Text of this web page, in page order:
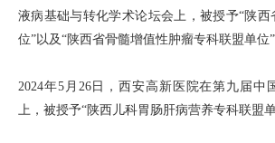
液病基础与转化学术论坛会上，被授予“陕
位”以及“陕西省骨髓增值性肿瘤专科联盟单位”
2024年5月26日，西安高新医院在第九届中
上，被授予“陕西儿科胃肠肝病营养专科联盟单